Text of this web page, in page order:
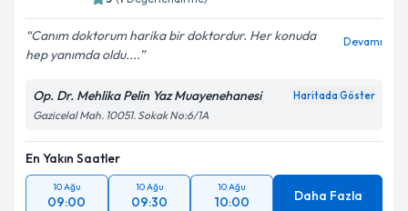
Canım doktorum harika bir doktordur. Her konuda
hep yanımda oldu....
Devamı
Op. Dr. Mehlika Pelin Yaz Muayenehanesi Haritada Göster
Gazicelal Mah. 10051. Sokak No:6/1A
En Yakın Saatler
10 Ağu
09:00
10 Ağu
09:30
10 Ağu
10:00 Daha Fazla